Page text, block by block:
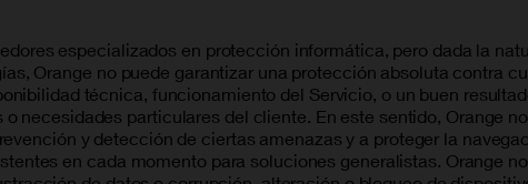
especializados en protección informática, pero dada la
Orange no puede garantizar una protección absoluta contra
técnica, funcionamiento del Servicio, o un buen
necesidades particulares del cliente. En este sentido, Orange
y detección de ciertas amenazas y a proteger la
en cada momento para soluciones generalistas. Orange